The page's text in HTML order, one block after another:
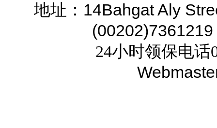
地址： 14Bahgat Aly
(00202)7361219
24小时领保电话